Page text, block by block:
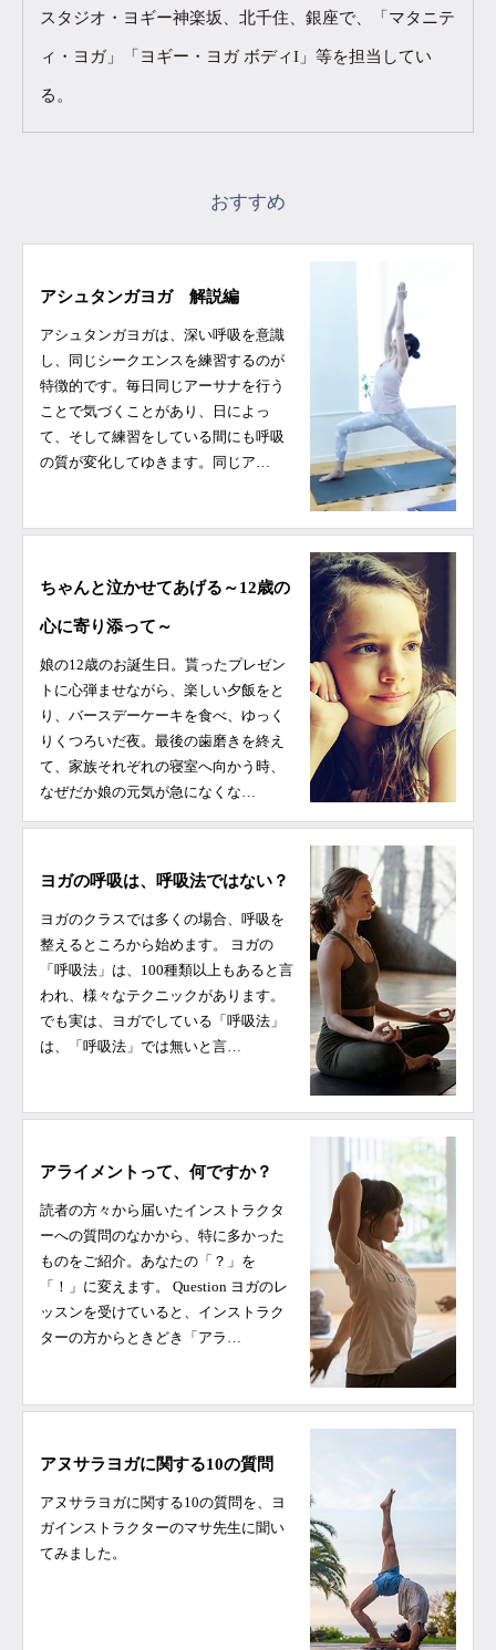
スタジオ・ヨギー神楽坂、北千住、銀座で、「マタニテ
ィ・ヨガ」「ヨギー・ヨガ ボディI」等を担当してい
る。
おすすめ
アシュタンガヨガ 解説編
アシュタンガヨガは、深い呼吸を意識
し、同じシークエンスを練習するのが
特徴的です。毎日同じアーサナを行う
ことで気づくことがあり、日によっ
て、そして練習をしている間にも呼吸
の質が変化してゆきます。同じア…
ちゃんと泣かせてあげる～12歳の
心に寄り添って～
娘の12歳のお誕生日。貰ったプレゼン
トに心弾ませながら、楽しい夕飯をと
り、バースデーケーキを食べ、ゆっく
りくつろいだ夜。最後の歯磨きを終え
て、家族それぞれの寝室へ向かう時、
なぜだか娘の元気が急になくな…
ヨガの呼吸は、呼吸法ではない？
ヨガのクラスでは多くの場合、呼吸を
整えるところから始めます。 ヨガの
「呼吸法」は、100種類以上もあると言
われ、様々なテクニックがあります。
でも実は、ヨガでしている「呼吸法」
は、「呼吸法」では無いと言…
アライメントって、何ですか？
読者の方々から届いたインストラクタ
ーへの質問のなかから、特に多かった
ものをご紹介。あなたの「？」を
「！」に変えます。 Question ヨガのレ
ッスンを受けていると、インストラク
ターの方からときどき「アラ…
アヌサラヨガに関する10の質問
アヌサラヨガに関する10の質問を、ヨ
ガインストラクターのマサ先生に聞い
てみました。